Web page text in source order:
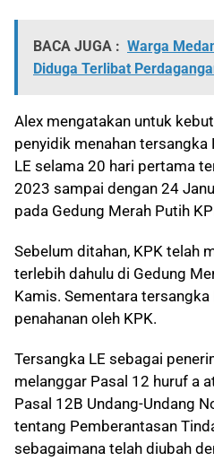
BACA JUGA : Warga
Diduga Terlibat
Alex mengatakan untuk
penyidik menahan tersangka
LE selama 20 hari pertama
2023 sampai dengan 24
pada Gedung Merah Putih
Sebelum ditahan, KPK telah
terlebih dahulu di Gedung
Kamis. Sementara
penahanan oleh KPK.
Tersangka LE sebagai
melanggar Pasal 12 huruf a
Pasal 12B Undang-Undang
tentang Pemberantasan
sebagaimana telah diubah